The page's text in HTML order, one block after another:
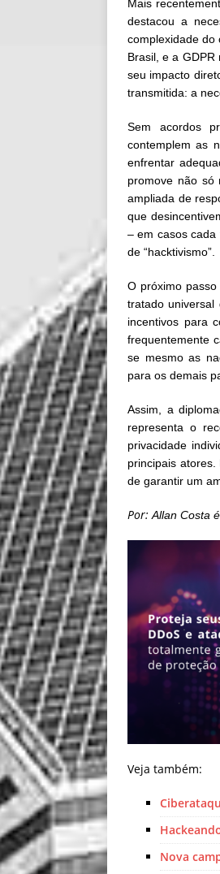
Mais
destacou a
complexidade do
Brasil, e a
seu impacto
transmitida: a
Sem acordos
contemplem as
enfrentar
promove não só
ampliada de
que
– em casos
de “hacktivismo”.
O próximo
tratado universal
incentivos para
frequentemente
se mesmo as
para os demais
Assim, a
representa o
privacidade
principais
de garantir um
Por:Allan Costa
Veja também:
Nova